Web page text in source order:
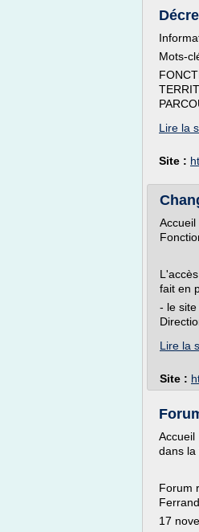
Mots-
Lire la
Site :
fait en
- le
Lire la
Site :
dans la
Forum
17